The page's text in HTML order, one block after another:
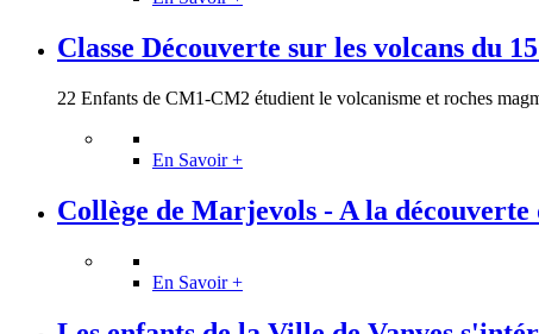
Classe Découverte sur les volcans du
22 Enfants de CM1-CM2 étudient le volcanisme et roches
En Savoir +
Collège de Marjevols - A la
En Savoir +